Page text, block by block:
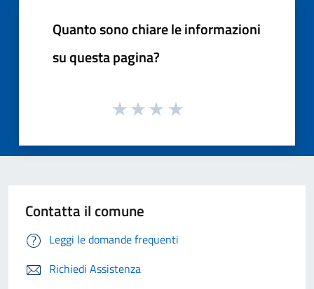
Quanto sono chiare le informazioni
su questa pagina?
Contatta il comune
Leggi le domande frequenti
Richiedi Assistenza